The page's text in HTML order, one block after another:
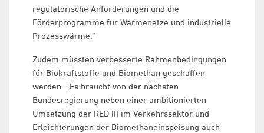
regulatorische Anforderungen und die
Förderprogramme für Wärmenetze und industrielle
Prozesswärme.“
Zudem müssten verbesserte Rahmenbedingungen
für Biokraftstoffe und Biomethan geschaffen
werden. „Es braucht von der nächsten
Bundesregierung neben einer ambitionierten
Umsetzung der RED III im Verkehrssektor und
Erleichterungen der Biomethaneinspeisung auch